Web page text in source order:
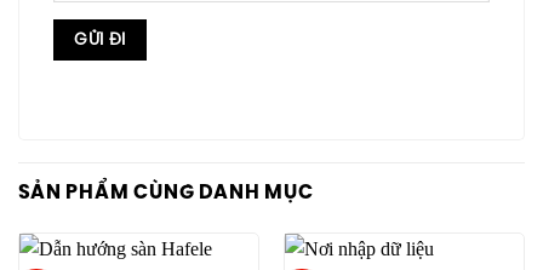
SẢN PHẨM CÙNG DANH MỤC